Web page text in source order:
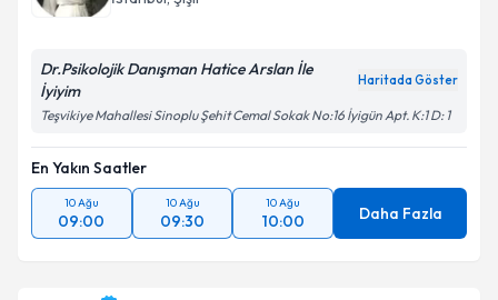
Dr.Psikolojik Danışman Hatice Arslan İle
İyiyim
Haritada Göster
Teşvikiye Mahallesi Sinoplu Şehit Cemal Sokak No:16 İyigün Apt. K:1 D: 1
En Yakın Saatler
10 Ağu
09:00
10 Ağu
09:30
10 Ağu
10:00 Daha Fazla